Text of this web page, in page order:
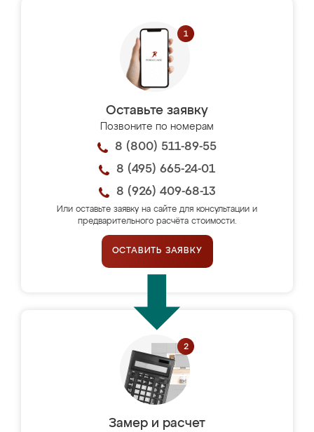
Оставьте заявку
Позвоните по номерам
8 (800) 511-89-55
8 (495) 665-24-01
8 (926) 409-68-13
Или оставьте заявку на сайте для консультации и
предварительного расчёта стоимости.
ОСТАВИТЬ ЗАЯВКУ
Замер и расчет